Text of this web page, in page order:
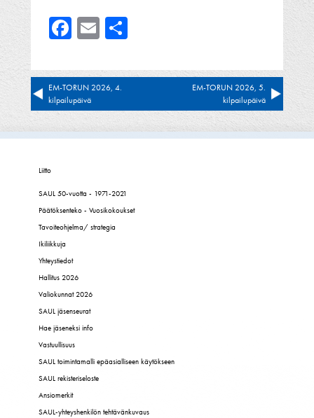
Facebook
Email
Artikkelien
selaus
EM-TORUN 2026, 4.
kilpailupäivä
EM-TORUN 2026, 5.
kilpailupäivä
Liitto
SAUL 50-vuotta - 1971-2021
Päätöksenteko - Vuosikokoukset
Tavoiteohjelma/ strategia
Ikiliikkuja
Yhteystiedot
Hallitus 2026
Valiokunnat 2026
SAUL jäsenseurat
Hae jäseneksi info
Vastuullisuus
SAUL toimintamalli epäasialliseen käytökseen
SAUL rekisteriseloste
Ansiomerkit
SAUL-yhteyshenkilön tehtävänkuvaus